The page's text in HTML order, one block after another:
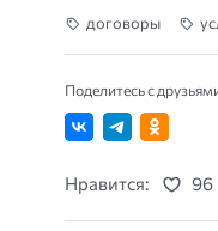
договоры
Поделитесь с
Нравится: 96